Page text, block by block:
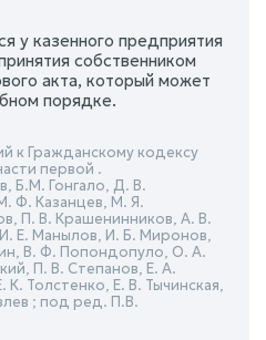
у казенного предприятия
собственником
акта, который может
порядке.
к Гражданскому кодексу
первой .
Б.М. Гонгало, Д. В.
Ф. Казанцев, М. Я.
П. В. Крашенинников, А. В.
Е. Манылов, И. Б. Миронов,
В. Ф. Попондопуло, О. А.
П. В. Степанов, Е. А.
Толстенко, Е. В. Тычинская,
; под ред. П.В.